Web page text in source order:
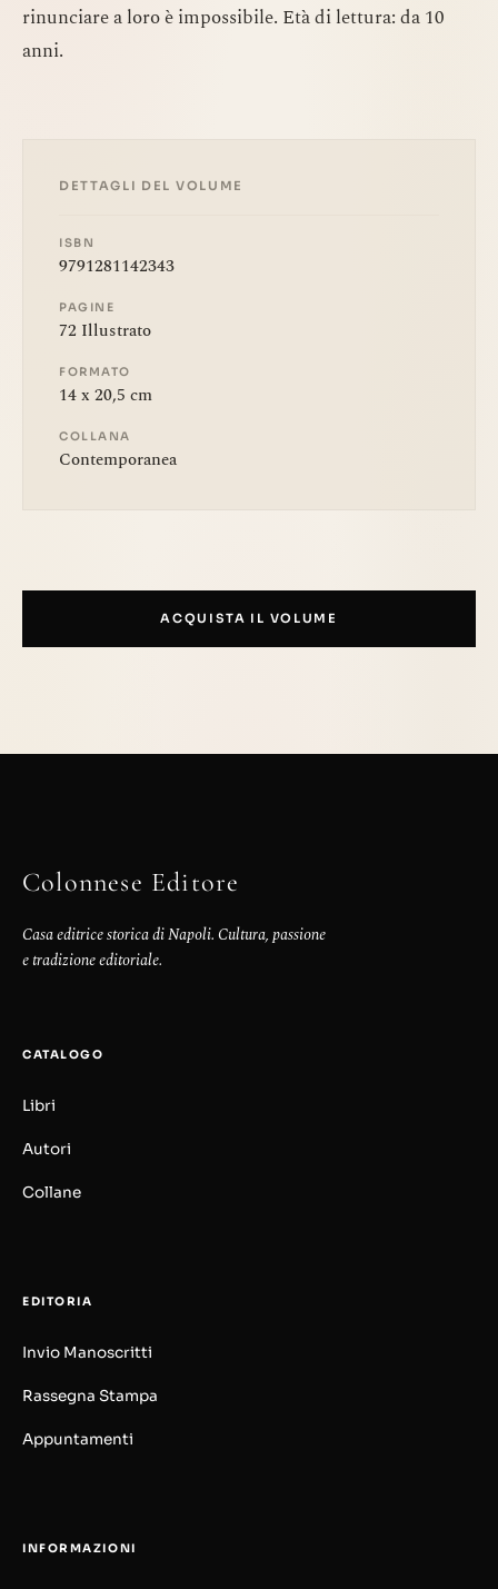
rinunciare a loro è impossibile. Età di lettura: da 10
anni.
DETTAGLI DEL VOLUME
ISBN
9791281142343
PAGINE
72 Illustrato
FORMATO
14 x 20,5 cm
COLLANA
Contemporanea
ACQUISTA IL VOLUME
Colonnese Editore
Casa editrice storica di Napoli. Cultura, passione
e tradizione editoriale.
CATALOGO
Libri
Autori
Collane
EDITORIA
Invio Manoscritti
Rassegna Stampa
Appuntamenti
INFORMAZIONI